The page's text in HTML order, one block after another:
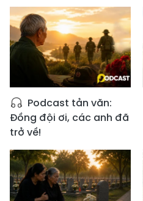
Podcast tản văn:
Đồng đội ơi, các anh đã
trở về!